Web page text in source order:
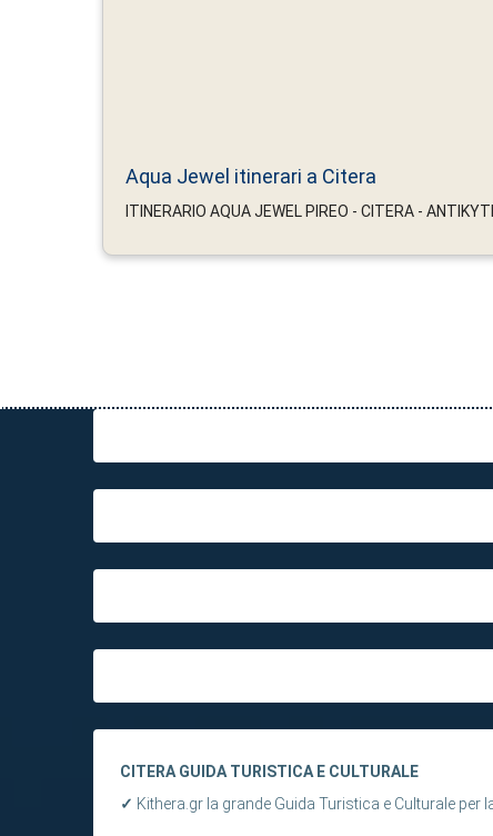
Aqua Jewel itinerari a Citera
ITINERARIO AQUA JEWEL PIREO - CITERA -
CITERA GUIDA TURISTICA E CULTURALE
✓ Kithera.gr la grande Guida Turistica e Culturale per